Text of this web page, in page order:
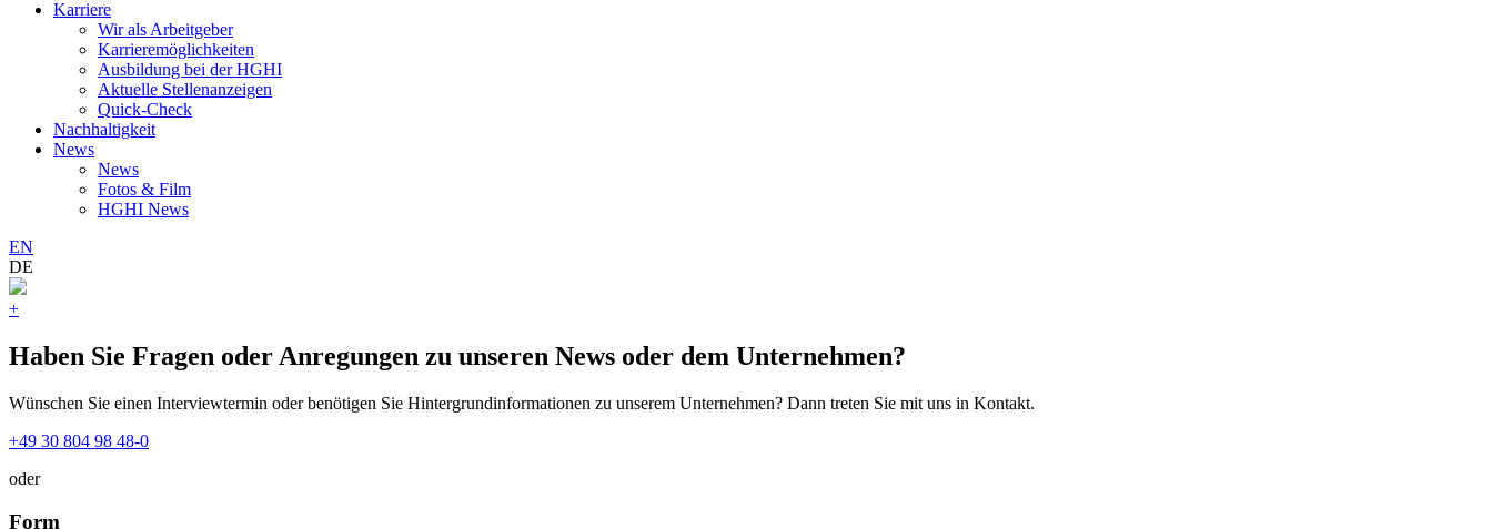
Karriere
Wir als Arbeitgeber
Karrieremöglichkeiten
Ausbildung bei der HGHI
Aktuelle Stellenanzeigen
Quick-Check
Nachhaltigkeit
News
News
Fotos & Film
HGHI News
EN
DE
+
Haben Sie Fragen oder Anregungen zu unseren News oder dem Unternehmen?
Wünschen Sie einen Interviewtermin oder benötigen Sie Hintergrundinformationen zu unserem Unternehmen? Dann treten Sie mit uns in Kontakt.
+49 30 804 98 48-0
oder
Form